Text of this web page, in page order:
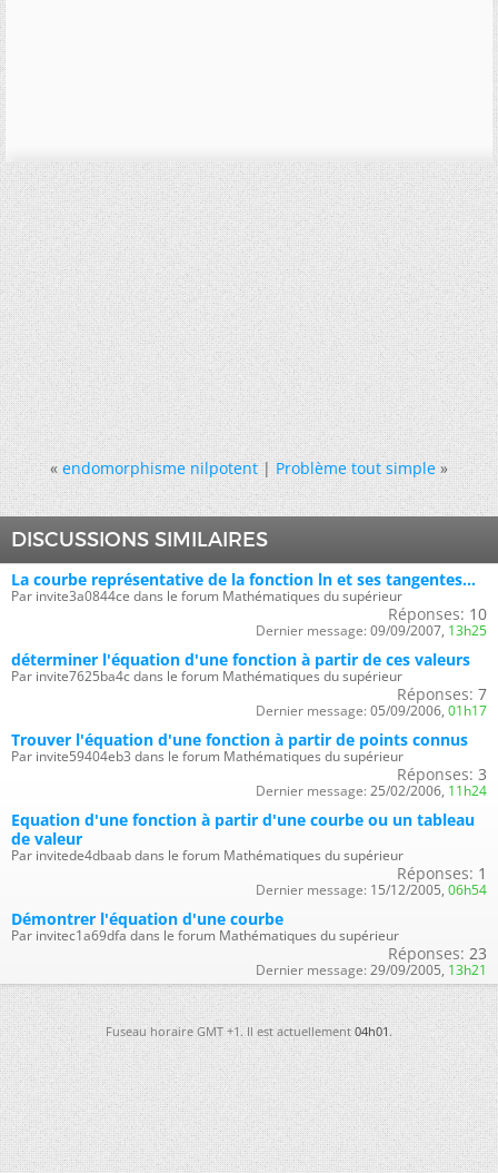
« endomorphisme nilpotent|Problème tout simple »
DISCUSSIONS SIMILAIRES
La courbe représentative de la fonction ln et ses tangentes...
Par invite3a0844ce dans le forum Mathématiques du supérieur
Réponses: 10
Dernier message: 09/09/2007, 13h25
déterminer l'équation d'une fonction à partir de ces valeurs
Par invite7625ba4c dans le forum Mathématiques du supérieur
Réponses: 7
Dernier message: 05/09/2006, 01h17
Trouver l'équation d'une fonction à partir de points connus
Par invite59404eb3 dans le forum Mathématiques du supérieur
Réponses: 3
Dernier message: 25/02/2006, 11h24
Equation d'une fonction à partir d'une courbe ou un tableau
de valeur
Par invitede4dbaab dans le forum Mathématiques du supérieur
Réponses: 1
Dernier message: 15/12/2005, 06h54
Démontrer l'équation d'une courbe
Par invitec1a69dfa dans le forum Mathématiques du supérieur
Réponses: 23
Dernier message: 29/09/2005, 13h21
Fuseau horaire GMT +1. Il est actuellement04h01.